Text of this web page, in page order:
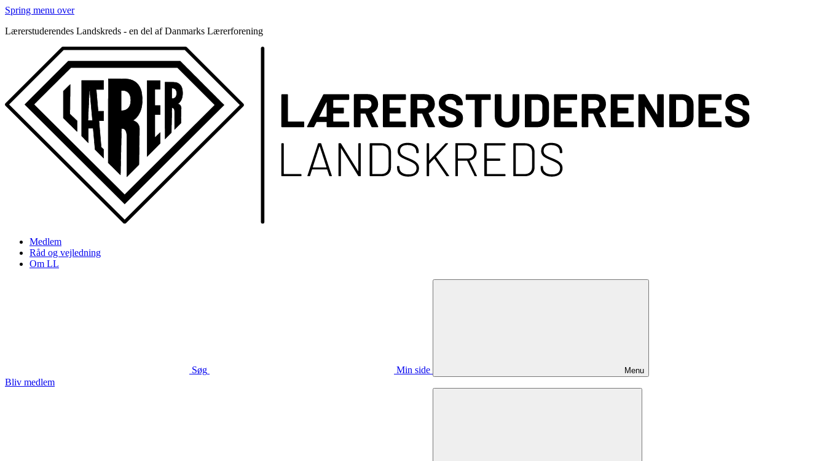
Spring menu over
Lærerstuderendes Landskreds - en del af Danmarks Lærerforening
Medlem
Råd og vejledning
Om LL
Søg Min side Menu
Bliv medlem